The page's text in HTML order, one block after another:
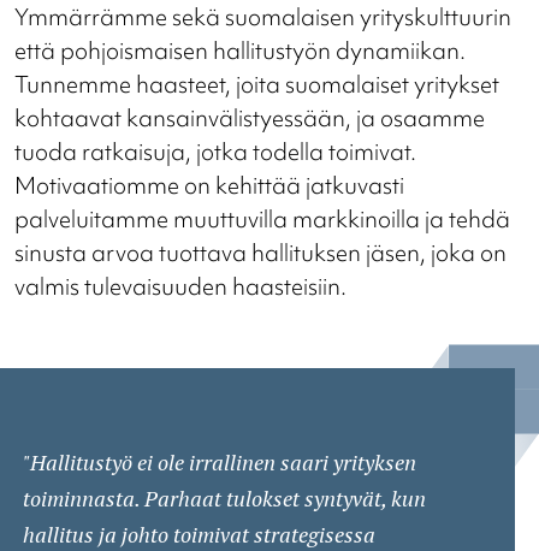
Ymmärrämme sekä suomalaisen yrityskulttuurin
että pohjoismaisen hallitustyön dynamiikan.
Tunnemme haasteet, joita suomalaiset yritykset
kohtaavat kansainvälistyessään, ja osaamme
tuoda ratkaisuja, jotka todella toimivat.
Motivaatiomme on kehittää jatkuvasti
palveluitamme muuttuvilla markkinoilla ja tehdä
sinusta arvoa tuottava hallituksen jäsen, joka on
valmis tulevaisuuden haasteisiin.
"Hallitustyö ei ole irrallinen saari yrityksen
toiminnasta. Parhaat tulokset syntyvät, kun
hallitus ja johto toimivat strategisessa